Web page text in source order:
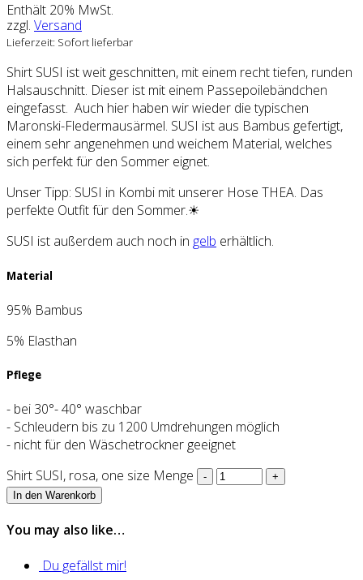
Enthält 20% MwSt.
zzgl. Versand
Lieferzeit: Sofort lieferbar
Shirt SUSI ist weit geschnitten, mit einem recht tiefen, runden
Halsauschnitt. Dieser ist mit einem Passepoilebändchen
eingefasst. Auch hier haben wir wieder die typischen
Maronski-Fledermausärmel. SUSI ist aus Bambus gefertigt,
einem sehr angenehmen und weichem Material, welches
sich perfekt für den Sommer eignet.
Unser Tipp: SUSI in Kombi mit unserer Hose THEA. Das
perfekte Outfit für den Sommer.☀
SUSI ist außerdem auch noch in gelb erhältlich.
Material
95% Bambus
5% Elasthan
Pflege
- bei 30°- 40° waschbar
- Schleudern bis zu 1200 Umdrehungen möglich
- nicht für den Wäschetrockner geeignet
Shirt SUSI, rosa, one size Menge
In den Warenkorb
You may also like…
Du gefällst mir!